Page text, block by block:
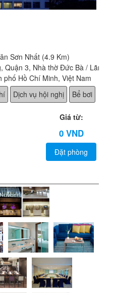
Sơn Nhất (4.9 Km)
3, Nhà thờ Đức Bà / Lãnh
Hồ Chí Minh, Việt Nam
Dịch vụ hội nghị Bể bơi
Giá từ:
0 VND
Đặt phòng